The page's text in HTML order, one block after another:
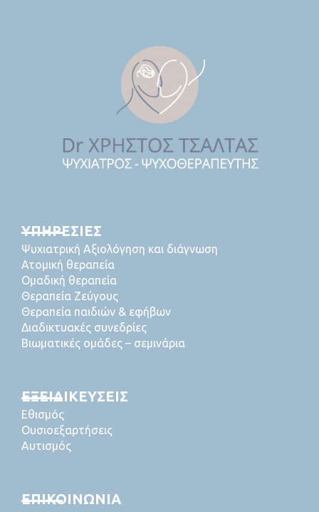
ΥΠΗΡΕΣΙΕΣ
Ψυχιατρική Αξιολόγηση και διάγνωση
Ατομική θεραπεία
Ομαδική θεραπεία
Θεραπεία Ζεύγους
Θεραπεία παιδιών & εφήβων
Διαδικτυακές συνεδρίες
Βιωματικές ομάδες – σεμινάρια
ΕΞΕΙΔΙΚΕΥΣΕΙΣ
Εθισμός
Ουσιοεξαρτήσεις
Αυτισμός
ΕΠΙΚΟΙΝΩΝΙΑ